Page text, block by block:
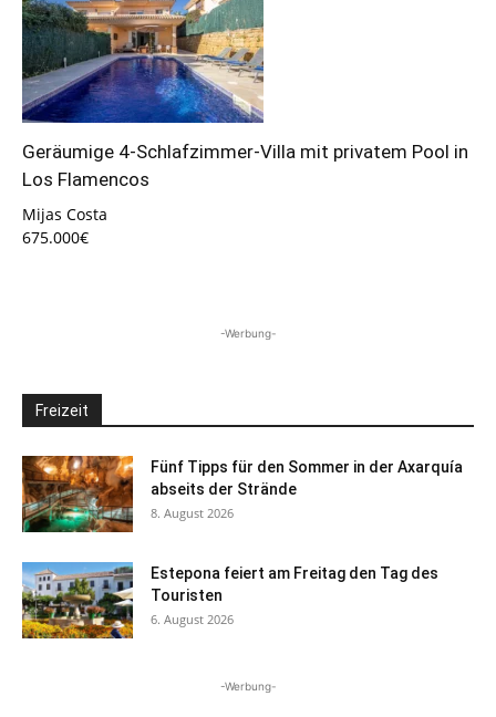
Geräumige 4-Schlafzimmer-Villa mit privatem Pool in
Los Flamencos
Mijas Costa
675.000€
-Werbung-
Freizeit
Fünf Tipps für den Sommer in der Axarquía
abseits der Strände
8. August 2026
Estepona feiert am Freitag den Tag des
Touristen
6. August 2026
-Werbung-